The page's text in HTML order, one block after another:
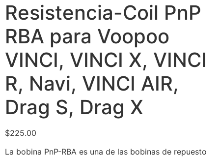
Resistencia-Coil PnP
RBA para Voopoo
VINCI, VINCI X, VINCI
R, Navi, VINCI AIR,
Drag S, Drag X
$225.00
La bobina PnP-RBA es una de las bobinas de repuesto